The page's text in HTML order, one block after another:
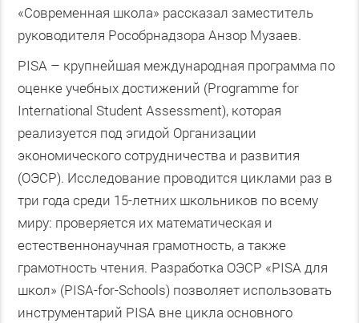
«Современная школа» рассказал заместитель
руководителя Рособрнадзора Анзор Музаев.
PISA – крупнейшая международная программа по
оценке учебных достижений (Programme for
International Student Assessment), которая
реализуется под эгидой Организации
экономического сотрудничества и развития
(ОЭСР). Исследование проводится циклами раз в
три года среди 15-летних школьников по всему
миру: проверяется их математическая и
естественнонаучная грамотность, а также
грамотность чтения. Разработка ОЭСР «PISA для
школ» (PISA-for-Schools) позволяет использовать
инструментарий PISA вне цикла основного